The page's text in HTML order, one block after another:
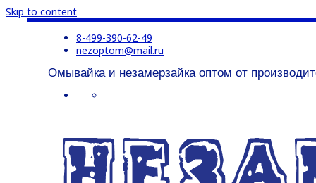
Skip to content
8-499-390-62-49
nezoptom@mail.ru
Омывайка и незамерзайка оптом от